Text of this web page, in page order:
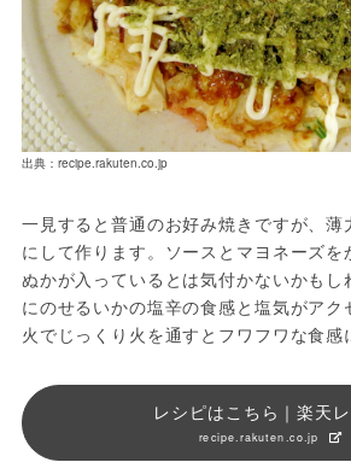
出典：recipe.rakuten.co.jp
一見すると普通のお好み焼きですが、薄
にして作ります。ソースとマヨネーズ
ぬかが入っているとは気付かないかもし
にのせるいかの塩辛の食感と塩気がア
火でじっくり火を通すとフワフワな食感
レシピはこちら｜楽天
recipe.rakuten.co.jp